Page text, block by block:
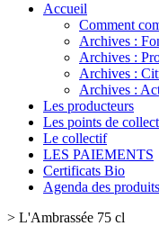
Accueil
Comment
Archives :
Archives :
Archives :
Archives :
Les producteurs
Les points de
Le collectif
LES PAIEMENTS
Certificats Bio
Agenda des produits
> L'Ambrassée 75 cl